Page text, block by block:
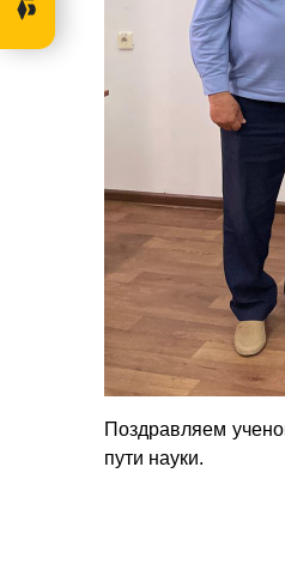
Поздравляем
пути науки.